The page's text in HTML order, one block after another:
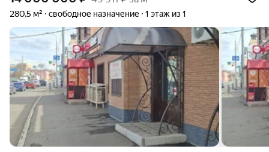
280,5 м² свободное назначение 1 этаж из 1